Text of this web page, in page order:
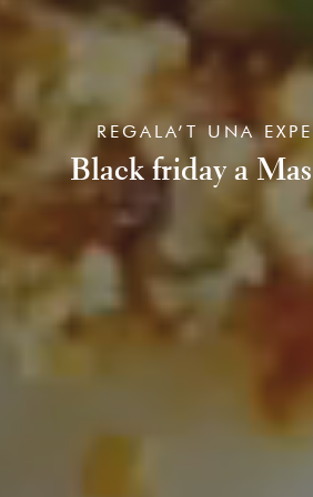
REGALA’T UNA
Black friday a